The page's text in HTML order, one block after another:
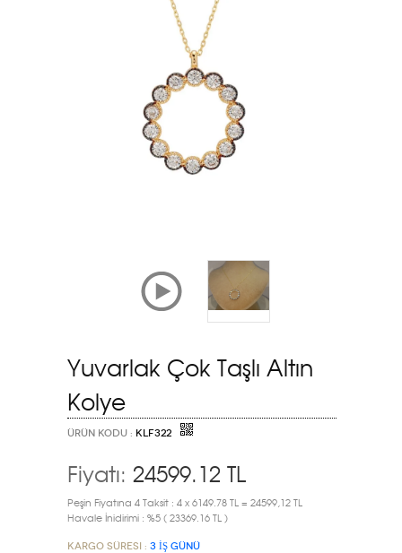
Yuvarlak Çok Taşlı Altın
Kolye
ÜRÜN KODU : KLF322
Fiyatı: 24599.12 TL
Peşin Fiyatına 4 Taksit : 4 x 6149.78 TL = 24599,12 TL
Havale İnidirimi : %5 ( 23369.16 TL )
Kargo Süresi : 3 İŞ GÜNÜ